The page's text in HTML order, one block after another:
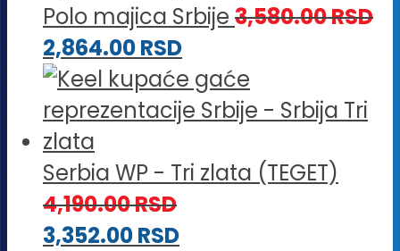
Polo majica Srbije 3,580.00RSD
2,864.00RSD
Serbia WP - Tri zlata (TEGET)
4,190.00RSD
3,352.00RSD